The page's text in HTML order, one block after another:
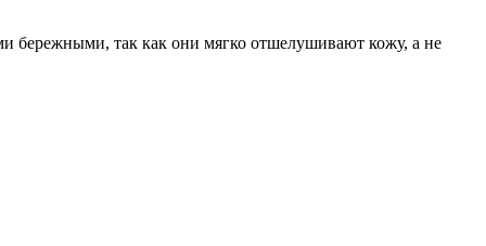
бережными, так как они мягко отшелушивают кожу, а не